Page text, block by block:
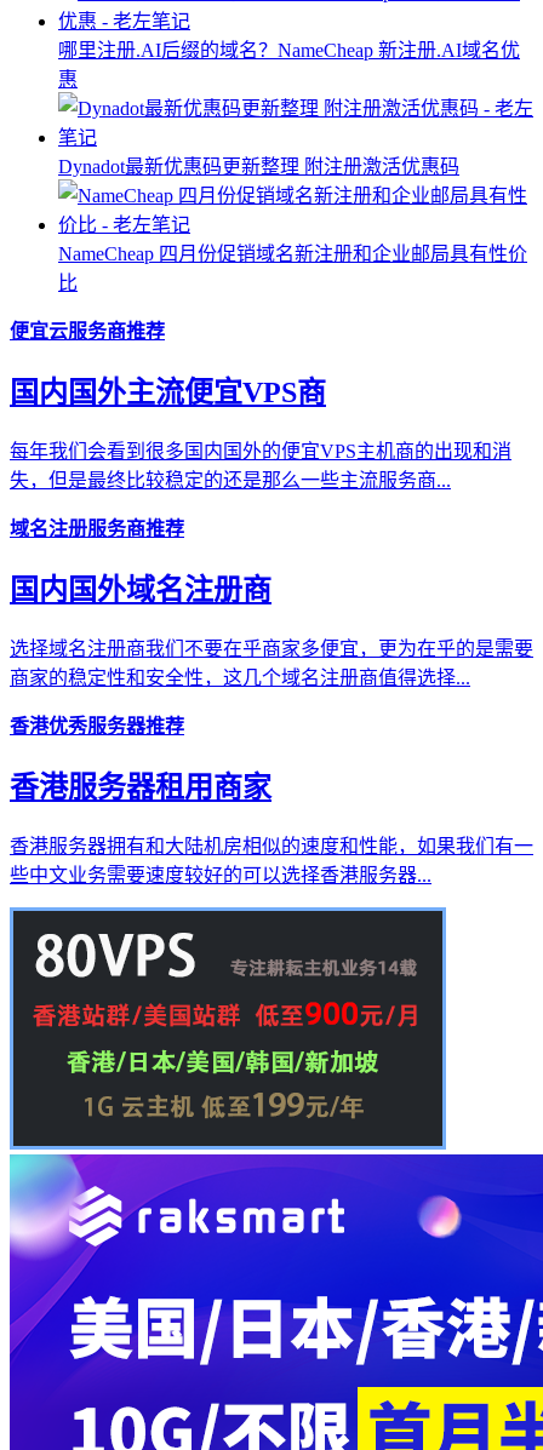
哪里注册.AI后缀的域名？NameCheap 新注册.AI域名优
惠
Dynadot最新优惠码更新整理 附注册激活优惠码
NameCheap 四月份促销域名新注册和企业邮局具有性价
比
便宜云服务商推荐
国内国外主流便宜VPS商
每年我们会看到很多国内国外的便宜VPS主机商的出现和消
失，但是最终比较稳定的还是那么一些主流服务商...
域名注册服务商推荐
国内国外域名注册商
选择域名注册商我们不要在乎商家多便宜，更为在乎的是需要
商家的稳定性和安全性，这几个域名注册商值得选择...
香港优秀服务器推荐
香港服务器租用商家
香港服务器拥有和大陆机房相似的速度和性能，如果我们有一
些中文业务需要速度较好的可以选择香港服务器...